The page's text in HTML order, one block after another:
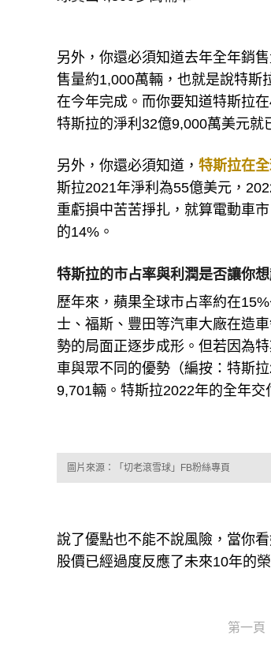
另外，你還必須知道去年全年銷
售量約1,000萬輛，也就是說特斯
在今年完成。而你要知道特斯拉
特斯拉的淨利32億9,000萬美元就
另外，你還必須知道， 特斯拉在
斯拉2021年淨利為55億美元，
重虧損中苦苦掙扎，就算電動車
的14%。
特斯拉的市占率與利潤是否讓你
歷年來，蘋果全球市占率約在
士、福斯、豐田等汽車大廠在造
勢的局面正逐步成形。但若因為
車與眾不同的優勢（編按：特斯
9,701輛。特斯拉2022年的全年交
圖片來源：「切老滾雪球」FB粉絲專頁
說了優點也不能不說風險，當你
股價已經過度反應了未來10年的榮
第一頁